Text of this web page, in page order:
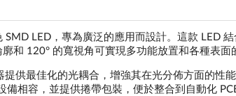
LED，專為廣泛的應用而設計。這款 LED
和 120° 的寬視角可實現多功能放置和各種表面
供最佳化的光耦合，增強其在光分佈方面的性
相容，並提供捲帶包裝，便於整合到自動化